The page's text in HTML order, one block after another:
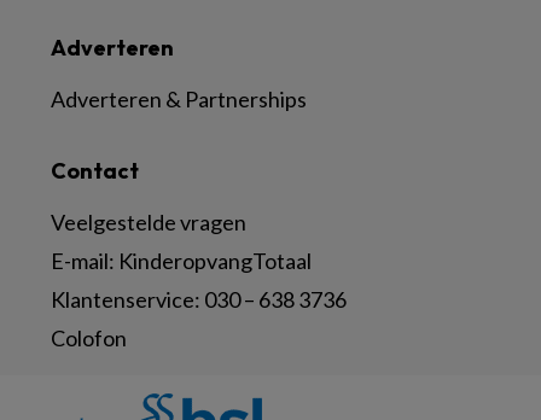
Contact
Veelgestelde vragen
E-mail: KinderopvangTotaal
Klantenservice: 030 – 638 3736
Colofon
Adverteren
Adverteren & Partnerships